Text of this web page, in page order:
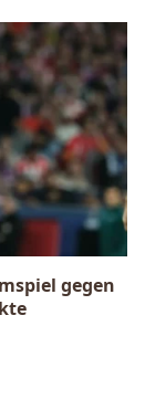
gegen